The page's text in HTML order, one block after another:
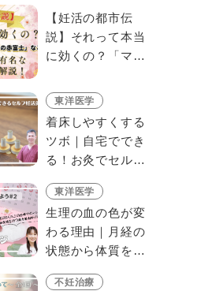
率
【妊活の都市伝
説】それって本当
に効くの？「マッ
「陣痛中の赤富
士」など、根拠は
ないけど有名なジ
ンクス、徹底解
説！
東洋医学
着床しやすくする
ツボ｜自宅ででき
る！お灸でセルフ
東洋医学
生理の血の色が変
わる理由｜月経の
状態から体質を見
不妊治療